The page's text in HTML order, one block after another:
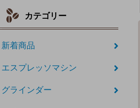
カテゴリー
新着商品
エスプレッソマシン
グラインダー